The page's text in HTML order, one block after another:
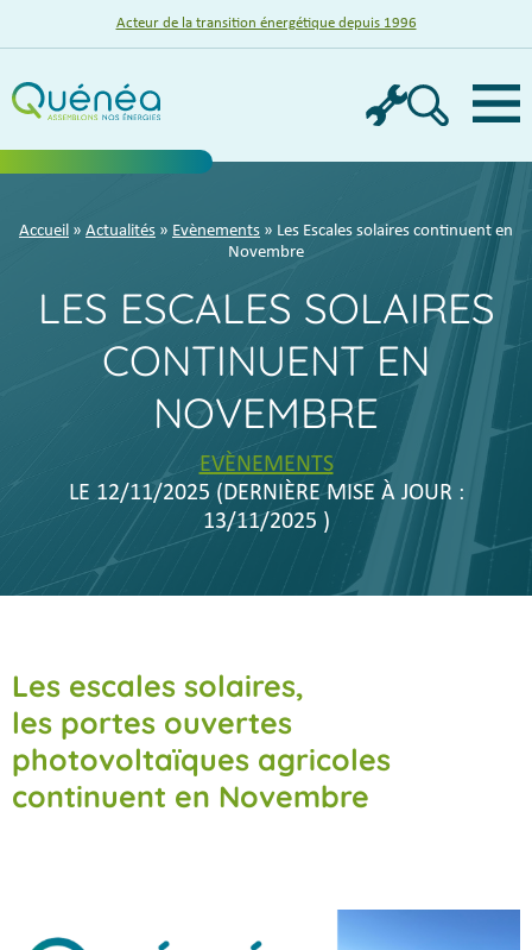
Acteur de la transition énergétique depuis 1996
Accueil » Actualités » Evènements » Les Escales solaires continuent en
Novembre
LES ESCALES SOLAIRES
CONTINUENT EN
NOVEMBRE
EVÈNEMENTS
LE 12/11/2025 (DERNIÈRE MISE À JOUR :
13/11/2025 )
Les escales solaires,
les portes ouvertes
photovoltaïques agricoles
continuent en Novembre